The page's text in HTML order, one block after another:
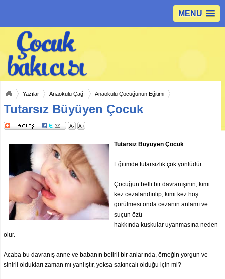
MENU
Yazılar Anaokulu Çağı Anaokulu Çocuğunun Eğitimi
Tutarsız Büyüyen Çocuk
A- A+
Tutarsız Büyüyen Çocuk
Eğitimde tutarsızlık çok yönlüdür.
Çocuğun belli bir davranışının, kimi
kez cezalandırılıp, kimi kez hoş
görülmesi onda cezanın anlamı ve
suçun özü
hakkında kuşkular uyanmasına neden
olur.
Acaba bu davranış anne ve babanın belirli bir anlarında, örneğin yorgun ve
sinirli oldukları zaman mı yanlıştır, yoksa sakıncalı olduğu için mi?